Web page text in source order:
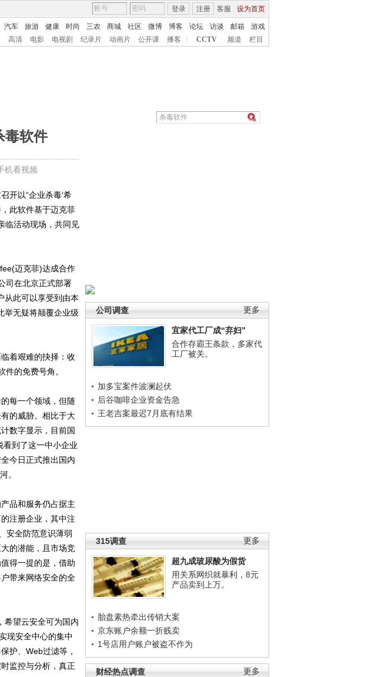
客服 设为首页
登录 注册
汽车 旅游 健康 时尚 三农 商城 社区 微博 博客 论坛 访谈 邮箱
游戏
高清 电影 电视剧 纪录片 动画片 公开课 播客 CCTV 频道 栏目
毒软件
机看视频
更多
公司调查
宜家代工厂成“弃妇”
合作存霸王条款，多家代
工厂被关。
加多宝案件波澜起伏
后谷咖啡企业资金告急
王老吉案最迟7月底有结果
更多
315调查
超九成玻尿酸为假货
用关系网织就暴利，8元
产品卖到上万。
胎盘素热牵出传销大案
京东账户余额一折贱卖
1号店用户账户被盗不作为
更多
财经热点调查
开以“企业杀毒‘希
此软件基于迈克菲
临活动现场，共同见
迈克菲)达成合作
司在北京正式部署
从此可以享受到由本
举无疑将颠覆企业级
着艰难的抉择：收
的免费号角。
每一个领域，但随
的威胁。相比于大
数字显示，目前国
到了这一中小企业
今日正式推出国内
。
品和服务仍占据主
注册企业，其中注
安全防范意识薄弱
的潜能，且市场竞
得一提的是，借助
带来网络安全的全
望云安全可为国内
现安全中心的集中
护、Web过滤等，
监控与分析，真正